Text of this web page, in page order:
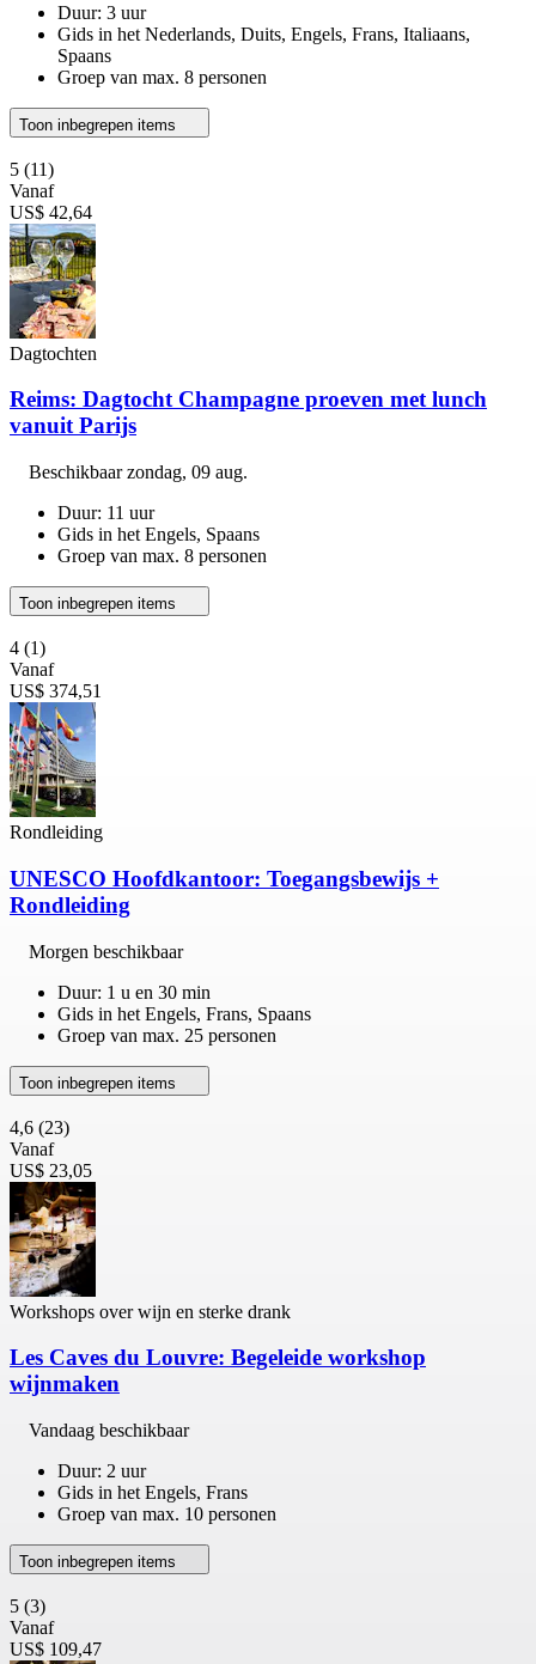
Duur: 3 uur
Gids in het Nederlands, Duits, Engels, Frans, Italiaans,
Spaans
Groep van max. 8 personen
Toon inbegrepen items
5 (11)
Vanaf
US$ 42,64
Dagtochten
Reims: Dagtocht Champagne proeven met lunch
vanuit Parijs
Beschikbaarzondag, 09 aug.
Duur: 11 uur
Gids in het Engels, Spaans
Groep van max. 8 personen
Toon inbegrepen items
4 (1)
Vanaf
US$ 374,51
Rondleiding
UNESCO Hoofdkantoor: Toegangsbewijs +
Rondleiding
Morgen beschikbaar
Duur: 1 u en 30 min
Gids in het Engels, Frans, Spaans
Groep van max. 25 personen
Toon inbegrepen items
4,6 (23)
Vanaf
US$ 23,05
Workshops over wijn en sterke drank
Les Caves du Louvre: Begeleide workshop
wijnmaken
Vandaag beschikbaar
Duur: 2 uur
Gids in het Engels, Frans
Groep van max. 10 personen
Toon inbegrepen items
5 (3)
Vanaf
US$ 109,47